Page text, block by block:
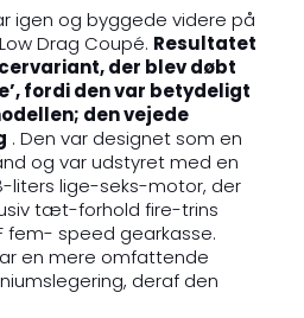
igen og byggede videre på
Drag Coupé. Resultatet
der blev døbt
fordi den var betydeligt
den vejede
. Den var designet som en
og var udstyret med en
liters lige-seks-motor, der
tæt-forhold fire-trins
fem- speed gearkasse.
en mere omfattende
deraf den